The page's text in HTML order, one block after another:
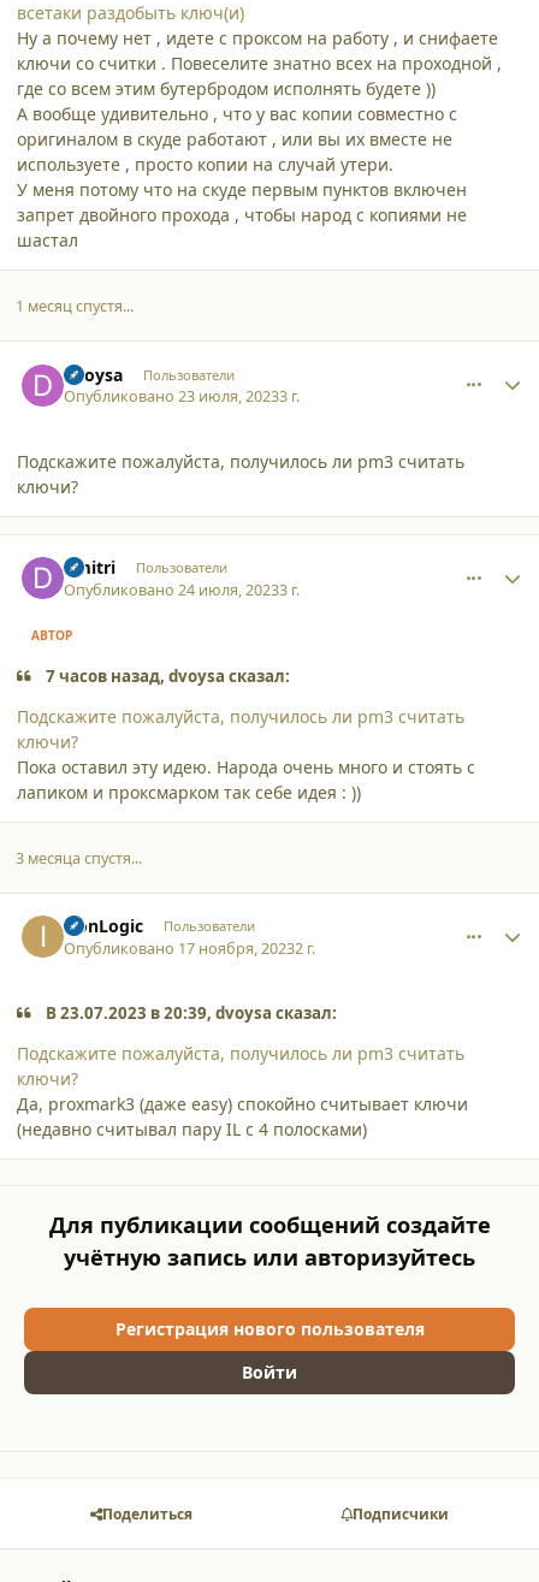
всетаки раздобыть ключ(и)
Ну а почему нет , идете с проксом на работу , и снифаете
ключи со считки . Повеселите знатно всех на проходной ,
где со всем этим бутербродом исполнять будете ))
А вообще удивительно , что у вас копии совместно с
оригиналом в скуде работают , или вы их вместе не
используете , просто копии на случай утери.
У меня потому что на скуде первым пунктов включен
запрет двойного прохода , чтобы народ с копиями не
шастал
1 месяц спустя...
dvoysa Пользователи
Опубликовано23 июля, 20233 г.
Подскажите пожалуйста, получилось ли pm3 считать
ключи?
dmitri Пользователи
Опубликовано24 июля, 20233 г.
АВТОР
7 часов назад, dvoysa сказал:
Подскажите пожалуйста, получилось ли pm3 считать
ключи?
Пока оставил эту идею. Народа очень много и стоять с
лапиком и проксмарком так себе идея : ))
3 месяца спустя...
IrоnLоgiс Пользователи
Опубликовано 17 ноября, 20232 г.
В 23.07.2023 в 20:39, dvoysa сказал:
Подскажите пожалуйста, получилось ли pm3 считать
ключи?
Да, proxmark3 (даже easy) спокойно считывает ключи
(недавно считывал пару IL с 4 полосками)
Для публикации сообщений создайте
учётную запись или авторизуйтесь
Регистрация нового пользователя
Войти
Поделиться Подписчики